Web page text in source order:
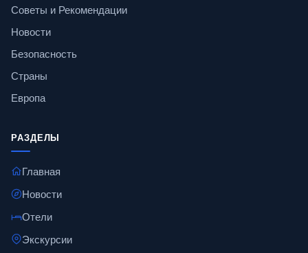
Советы и Рекомендации
Новости
Безопасность
Страны
Европа
РАЗДЕЛЫ
Главная
Новости
Отели
Экскурсии